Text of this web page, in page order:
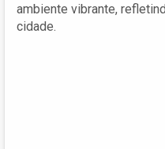
ambiente vibrante,
cidade.